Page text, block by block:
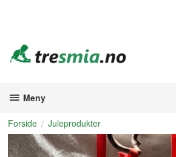
Meny
Forside Juleprodukter